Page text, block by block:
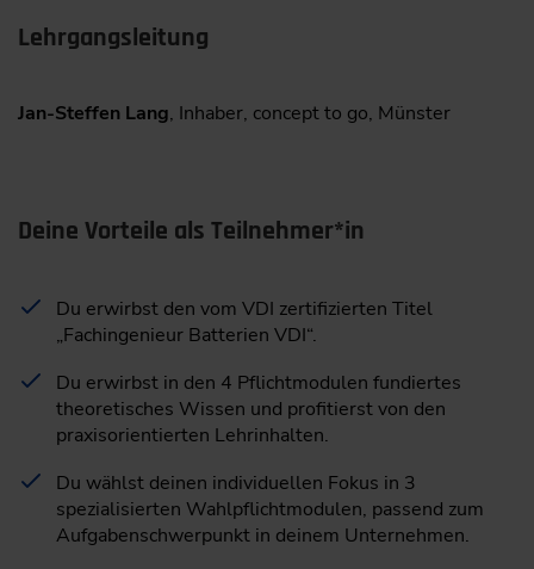
Lehrgangsleitung
Jan-Steffen Lang, Inhaber, concept to go, Münster
Deine Vorteile als Teilnehmer*in
Du erwirbst den vom VDI zertifizierten Titel
„Fachingenieur Batterien VDI“.
Du erwirbst in den 4 Pflichtmodulen fundiertes
theoretisches Wissen und profitierst von den
praxisorientierten Lehrinhalten.
Du wählst deinen individuellen Fokus in 3
spezialisierten Wahlpflichtmodulen, passend zum
Aufgabenschwerpunkt in deinem Unternehmen.